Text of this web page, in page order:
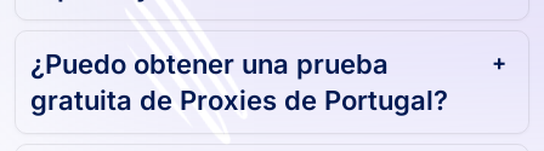
rápidos y confiables?
¿Puedo obtener una prueba
gratuita de Proxies de Portugal?